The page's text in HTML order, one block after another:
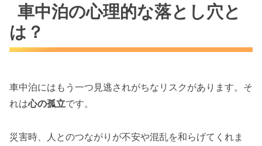
車中泊の心理的な落とし穴と
は？
車中泊にはもう一つ見逃されがちなリスクがあります。そ
れは心の孤立です。
災害時、人とのつながりが不安や混乱を和らげてくれま